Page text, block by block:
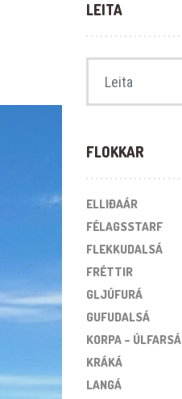
LEITA
FLOKKAR
ELLIÐAÁR
FÉLAGSSTARF
FLEKKUDALSÁ
FRÉTTIR
GLJÚFURÁ
GUFUDALSÁ
KORPA – ÚLFARSÁ
KRÁKÁ
LANGÁ